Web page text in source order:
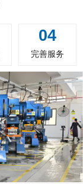
04
完善服务